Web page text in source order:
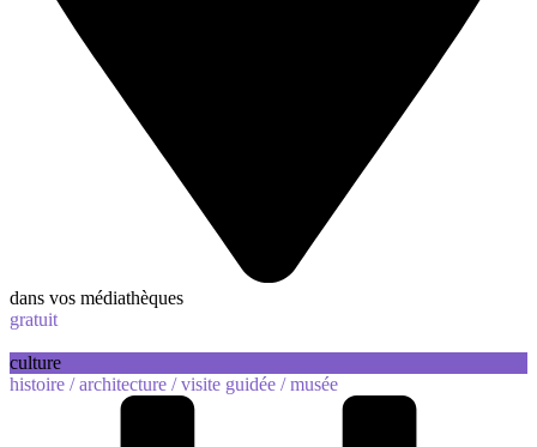
dans vos médiathèques
gratuit
culture
histoire /architecture /visite guidée /musée